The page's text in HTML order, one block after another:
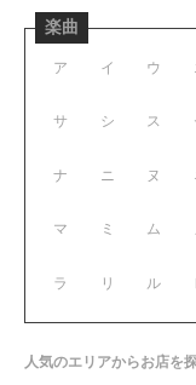
楽曲
ア イ ウ
サ シ ス
ナ ニ ヌ
マ ミ ム
ラ リ ル
人気のエリアからお店を